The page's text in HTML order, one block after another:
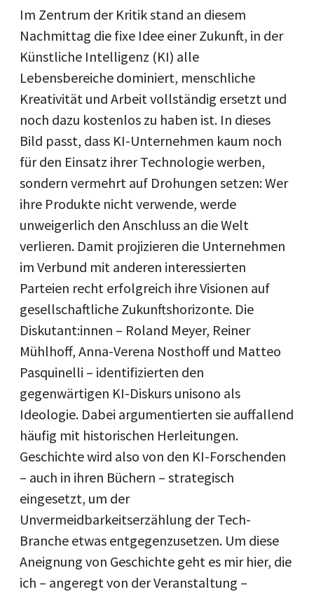
Im Zentrum der Kritik stand an diesem
Nachmittag die fixe Idee einer Zukunft, in der
Künstliche Intelligenz (KI) alle
Lebensbereiche dominiert, menschliche
Kreativität und Arbeit vollständig ersetzt und
noch dazu kostenlos zu haben ist. In dieses
Bild passt, dass KI-Unternehmen kaum noch
für den Einsatz ihrer Technologie werben,
sondern vermehrt auf Drohungen setzen: Wer
ihre Produkte nicht verwende, werde
unweigerlich den Anschluss an die Welt
verlieren. Damit projizieren die Unternehmen
im Verbund mit anderen interessierten
Parteien recht erfolgreich ihre Visionen auf
gesellschaftliche Zukunftshorizonte. Die
Diskutant:innen – Roland Meyer, Reiner
Mühlhoff, Anna-Verena Nosthoff und Matteo
Pasquinelli – identifizierten den
gegenwärtigen KI-Diskurs unisono als
Ideologie. Dabei argumentierten sie auffallend
häufig mit historischen Herleitungen.
Geschichte wird also von den KI-Forschenden
– auch in ihren Büchern – strategisch
eingesetzt, um der
Unvermeidbarkeitserzählung der Tech-
Branche etwas entgegenzusetzen. Um diese
Aneignung von Geschichte geht es mir hier, die
ich – angeregt von der Veranstaltung –